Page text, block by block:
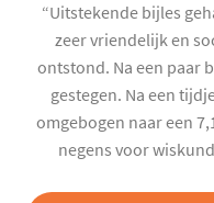
“Uitstekende bijles
zeer vriendelijk en
ontstond. Na een paar
gestegen. Na een
omgebogen naar een
negens voor